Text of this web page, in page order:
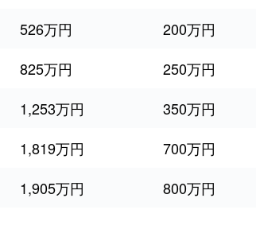
526万円
200万円
825万円
250万円
1,253万円
350万円
1,819万円
700万円
1,905万円 800万円